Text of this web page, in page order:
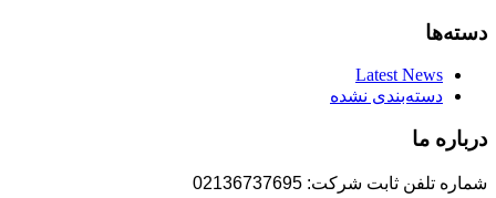
دسته‌ها
Latest News
دسته‌بندی نشده
درباره ما
شماره تلفن ثابت شرکت: 02136737695